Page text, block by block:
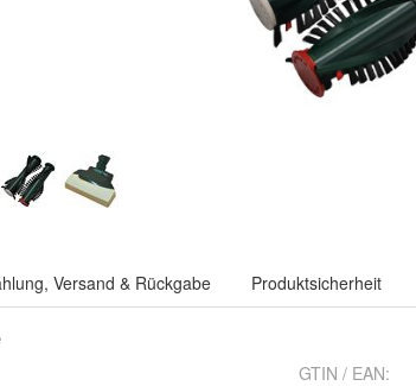
Versand & Rückgabe Produktsicherheit
GTIN / EAN: